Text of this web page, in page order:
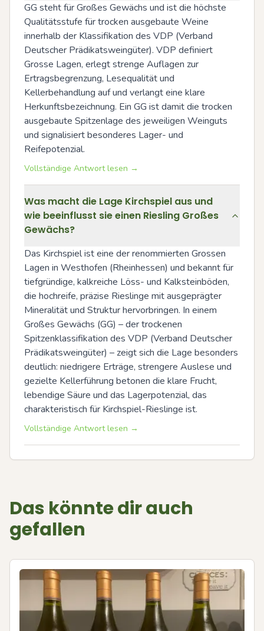
GG steht für Großes Gewächs und ist die höchste
Qualitätsstufe für trocken ausgebaute Weine
innerhalb der Klassifikation des VDP (Verband
Deutscher Prädikatsweingüter). VDP definiert
Grosse Lagen, erlegt strenge Auflagen zur
Ertragsbegrenzung, Lesequalität und
Kellerbehandlung auf und verlangt eine klare
Herkunftsbezeichnung. Ein GG ist damit die trocken
ausgebaute Spitzenlage des jeweiligen Weinguts
und signalisiert besonderes Lager- und
Reifepotenzial.
Vollständige Antwort lesen →
Was macht die Lage Kirchspiel aus und
wie beeinflusst sie einen Riesling Großes
Gewächs?
Das Kirchspiel ist eine der renommierten Grossen
Lagen in Westhofen (Rheinhessen) und bekannt für
tiefgründige, kalkreiche Löss- und Kalksteinböden,
die hochreife, präzise Rieslinge mit ausgeprägter
Mineralität und Struktur hervorbringen. In einem
Großes Gewächs (GG) – der trockenen
Spitzenklassifikation des VDP (Verband Deutscher
Prädikatsweingüter) – zeigt sich die Lage besonders
deutlich: niedrigere Erträge, strengere Auslese und
gezielte Kellerführung betonen die klare Frucht,
lebendige Säure und das Lagerpotenzial, das
charakteristisch für Kirchspiel-Rieslinge ist.
Vollständige Antwort lesen →
Das könnte dir auch
gefallen